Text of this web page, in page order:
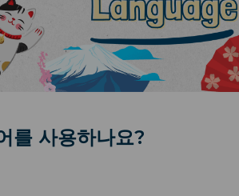
를 사용하나요?